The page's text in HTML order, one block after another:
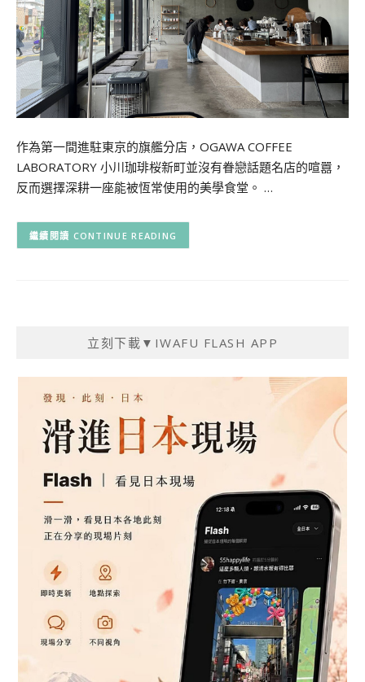
作為第一間進駐東京的旗艦分店，OGAWA COFFEE
LABORATORY 小川珈琲桜新町並沒有眷戀話題名店的喧囂，
反而選擇深耕一座能被恆常使用的美學食堂。 …
CONTINUE READING
立刻下載▼IWAFU FLASH APP